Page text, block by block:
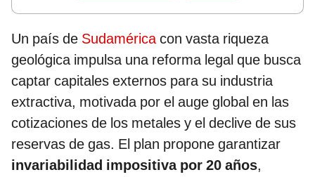
Un país de Sudaméricacon vasta riqueza
geológica impulsa una reforma legal que busca
captar capitales externos para su industria
extractiva, motivada por el auge global en las
cotizaciones de los metales y el declive de sus
reservas de gas. El plan propone garantizar
invariabilidad impositiva por 20 años,